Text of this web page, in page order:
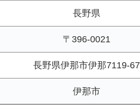
長野県
〒396-0021
長野県伊那市伊那7119-67
伊那市